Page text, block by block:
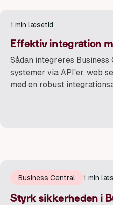
1 min læsetid
Effektiv integration
Sådan integreres
systemer via API'er, web
med en robust
Business Central 1 min
Styrk sikkerheden i